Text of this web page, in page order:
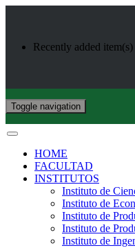
Recently added item(s)
Toggle navigation
HOME
FACULTAD
INSTITUTOS
Instituto de
Instituto de
Instituto de
Instituto de
Instituto de